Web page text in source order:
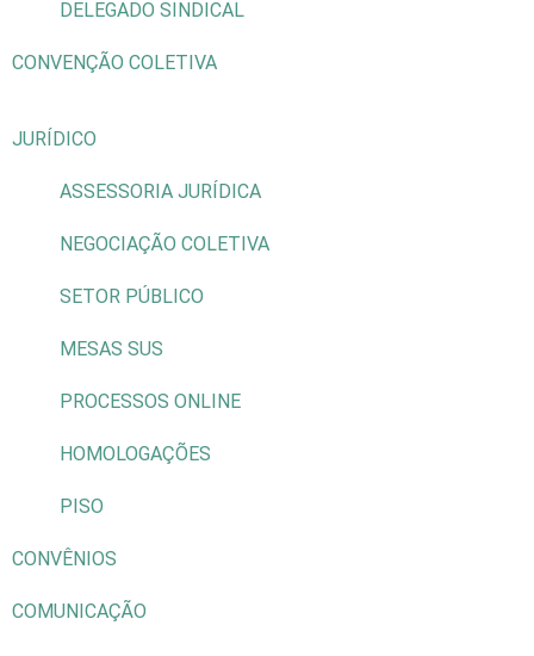
DELEGADO SINDICAL
CONVENÇÃO COLETIVA
JURÍDICO
ASSESSORIA JURÍDICA
NEGOCIAÇÃO COLETIVA
SETOR PÚBLICO
MESAS SUS
PROCESSOS ONLINE
HOMOLOGAÇÕES
PISO
CONVÊNIOS
COMUNICAÇÃO